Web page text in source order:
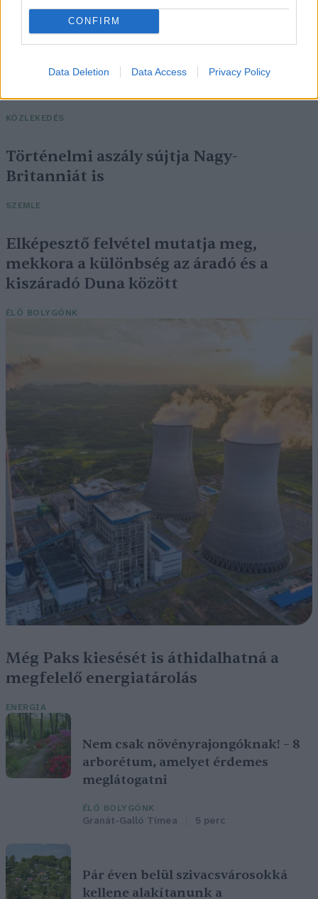
CONFIRM
Data Deletion Data Access Privacy Policy
Négy éven belül valósággá válhatnak az
KÖZLEKEDÉS
Történelmi aszály sújtja Nagy-
Britanniát is
SZEMLE
Elképesztő felvétel mutatja meg,
mekkora a különbség az áradó és a
kiszáradó Duna között
ÉLŐ BOLYGÓNK
Még Paks kiesését is áthidalhatná a
megfelelő energiatárolás
ENERGIA
Nem csak növényrajongóknak! – 8
arborétum, amelyet érdemes
meglátogatni
ÉLŐ BOLYGÓNK
Granát-Galló Tímea 5 perc
Pár éven belül szivacsvárosokká
kellene alakítanunk a